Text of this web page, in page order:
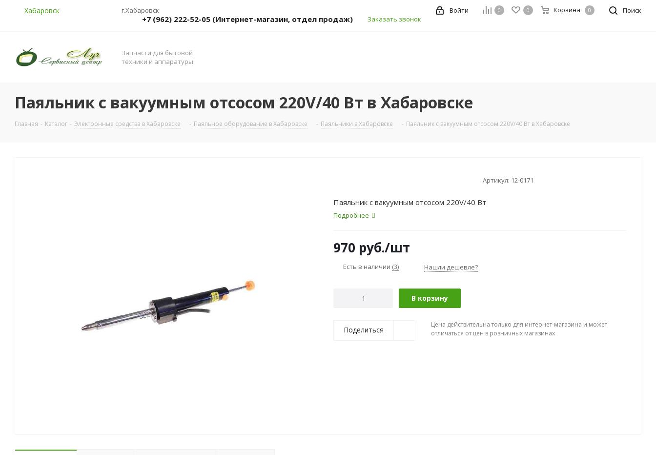
Хабаровск г.Хабаровск Поиск
0 0 Корзина 0
Войти
+7 (962) 222-52-05 (Интернет-магазин, отдел продаж) Заказать звонок
Запчасти для бытовой
техники и аппаратуры.
Паяльник с вакуумным отсосом 220V/40 Вт в Хабаровске
Главная - Каталог - Электронные средства в Хабаровске - Паяльное оборудование в Хабаровске - Паяльники в Хабаровске - Паяльник с вакуумным отсосом 220V/40 Вт в Хабаровске
Артикул: 12-0171
Паяльник с вакуумным отсосом 220V/40 Вт
Подробнее
970 руб./шт
Есть в наличии (3) Нашли дешевле?
В корзину
Поделиться
Цена действительна только для интернет-магазина и может
отличаться от цен в розничных магазинах